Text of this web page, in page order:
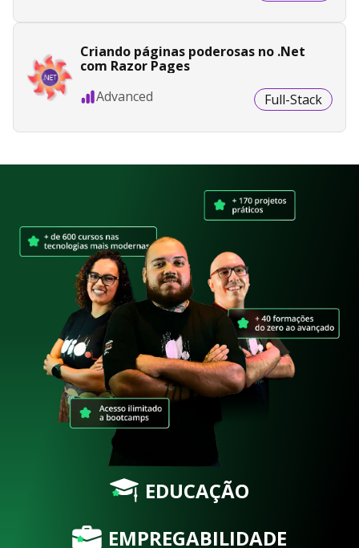
Criando páginas poderosas no .Net
com Razor Pages
Advanced
Full-Stack
EDUCAÇÃO
EMPREGABILIDADE